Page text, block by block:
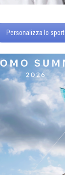
Personalizza lo sport